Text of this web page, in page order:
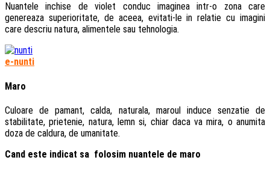
Nuantele inchise de violet conduc imaginea intr-o zona care
genereaza superioritate, de aceea, evitati-le in relatie cu imagini
care descriu natura, alimentele sau tehnologia.
e-nunti
Maro
Culoare de pamant, calda, naturala, maroul induce senzatie de
stabilitate, prietenie, natura, lemn si, chiar daca va mira, o anumita
doza de caldura, de umanitate.
Cand este indicat sa folosim nuantele de maro